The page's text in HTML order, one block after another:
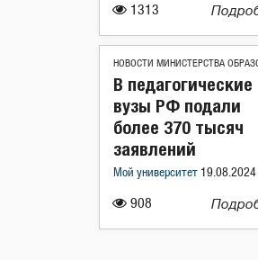
1313
НОВОСТИ МИНИСТЕРСТВА
908
В педагогические
вузы РФ подали
более 370 тысяч
заявлений
Мой университет